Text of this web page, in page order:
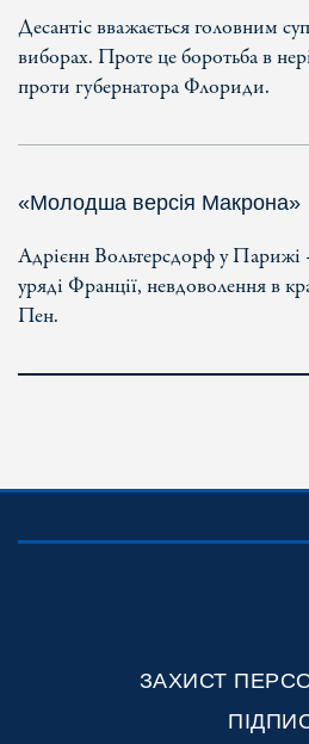
Десантіс вважається головним
виборах. Проте це боротьба в
проти губернатора Флориди.
«Молодша версія Макрона»
Адрієнн Вольтерсдорф у Парижі
уряді Франції, невдоволення в
Пен.
ЗАХИСТ